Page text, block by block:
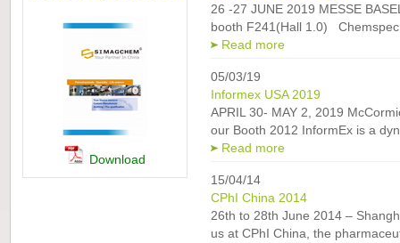
Download
26 -27 JUNE 2019 MESSE
booth F241(Hall 1.0)
Read more
05/03/19
Informex USA 2019
APRIL 30- MAY 2, 2019
our Booth 2012 InformEx is a
Read more
15/04/14
CPhI China 2014
26th to 28th June 2014 –
us at CPhI China, the